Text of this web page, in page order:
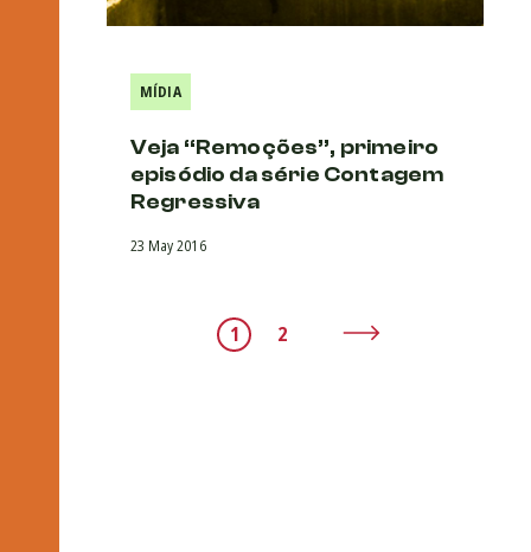
MÍDIA
Veja “Remoções”, primeiro
episódio da série Contagem
Regressiva
23 May 2016
1 2